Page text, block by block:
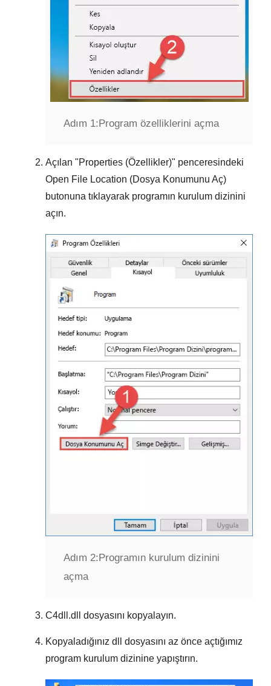
Adım 1:Program özelliklerini açma
Açılan "Properties (Özellikler)" penceresindeki
Open File Location (Dosya Konumunu Aç)
butonuna tıklayarak programın kurulum dizinini
açın.
Adım 2:Programın kurulum dizinini
açma
C4dll.dll dosyasını kopyalayın.
Kopyaladığınız dll dosyasını az önce açtığımız
program kurulum dizinine yapıştırın.